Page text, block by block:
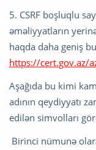
5. CSRF boşluqlu
əməliyyatların
haqda daha geniş
https://cert.gov.az/
Aşağıda bu kimi
adının qeydiyyatı
edilən simvolları
Birinci nümunə